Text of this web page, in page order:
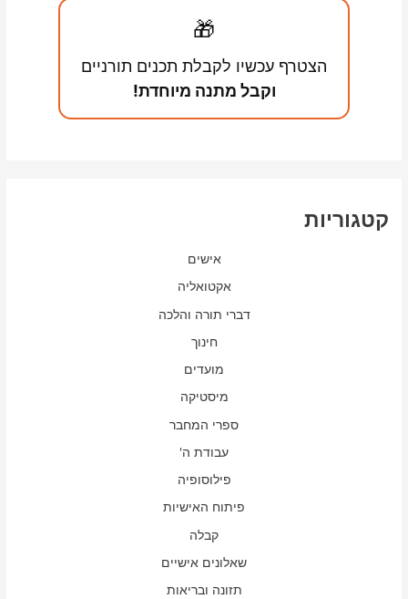
🎁
הצטרף עכשיו לקבלת תכנים תורניים
וקבל מתנה מיוחדת!
קטגוריות
אישים
אקטואליה
דברי תורה והלכה
חינוך
מועדים
מיסטיקה
ספרי המחבר
עבודת ה'
פילוסופיה
פיתוח האישיות
קבלה
שאלונים אישיים
תזונה ובריאות